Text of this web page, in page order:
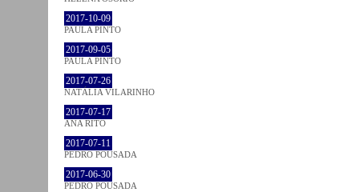
2017-10-09
PAULA PINTO
2017-09-05
PAULA PINTO
2017-07-26
NATÁLIA VILARINHO
2017-07-17
ANA RITO
2017-07-11
PEDRO POUSADA
2017-06-30
PEDRO POUSADA